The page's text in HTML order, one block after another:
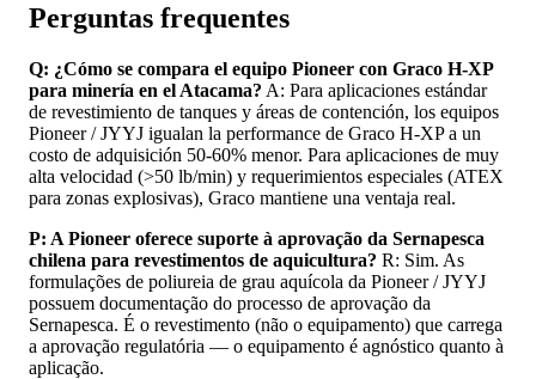
Perguntas frequentes
Q: ¿Cómo se compara el equipo Pioneer con Graco H-XP
para minería en el Atacama? A: Para aplicaciones estándar
de revestimiento de tanques y áreas de contención, los equipos
Pioneer / JYYJ igualan la performance de Graco H-XP a un
costo de adquisición 50-60% menor. Para aplicaciones de muy
alta velocidad (>50 lb/min) y requerimientos especiales (ATEX
para zonas explosivas), Graco mantiene una ventaja real.
P: A Pioneer oferece suporte à aprovação da Sernapesca
chilena para revestimentos de aquicultura? R: Sim. As
formulações de poliureia de grau aquícola da Pioneer / JYYJ
possuem documentação do processo de aprovação da
Sernapesca. É o revestimento (não o equipamento) que carrega
a aprovação regulatória — o equipamento é agnóstico quanto à
aplicação.